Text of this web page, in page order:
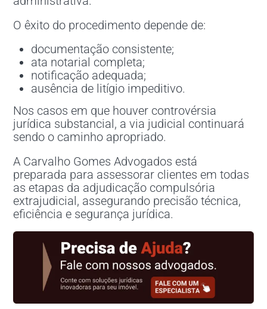
O êxito do procedimento depende de:
documentação consistente;
ata notarial completa;
notificação adequada;
ausência de litígio impeditivo.
Nos casos em que houver controvérsia
jurídica substancial, a via judicial continuará
sendo o caminho apropriado.
A Carvalho Gomes Advogados está
preparada para assessorar clientes em todas
as etapas da adjudicação compulsória
extrajudicial, assegurando precisão técnica,
eficiência e segurança jurídica.